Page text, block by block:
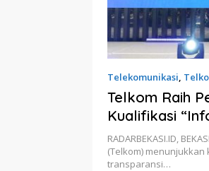
Telekomunikasi,
Telkom Raih
Kualifikasi
2024
RADARBEKASI.ID,
(Telkom)
transparansi…